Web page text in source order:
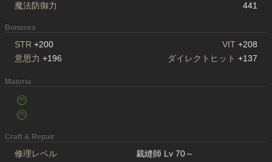
魔法防御力
441
Bonuses
STR +200 VIT +208
意思力 +196 ダイレクトヒット +137
Materia
Craft & Repair
修理レベル
裁縫師 Lv 70～